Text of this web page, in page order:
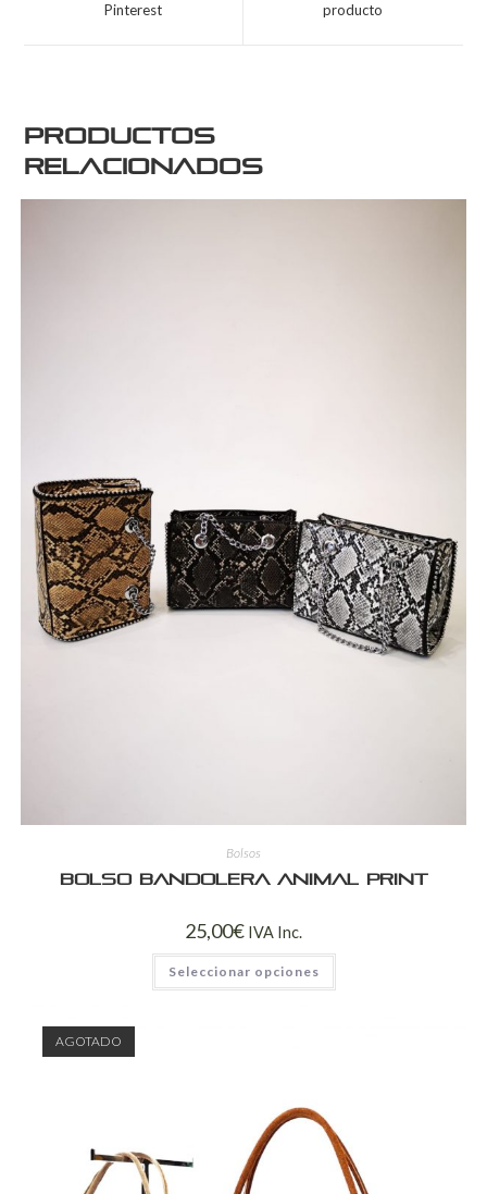
Pinterest
producto
Productos
relacionados
Bolsos
Bolso bandolera Animal Print
25,00€ IVA Inc.
Seleccionar opciones
AGOTADO